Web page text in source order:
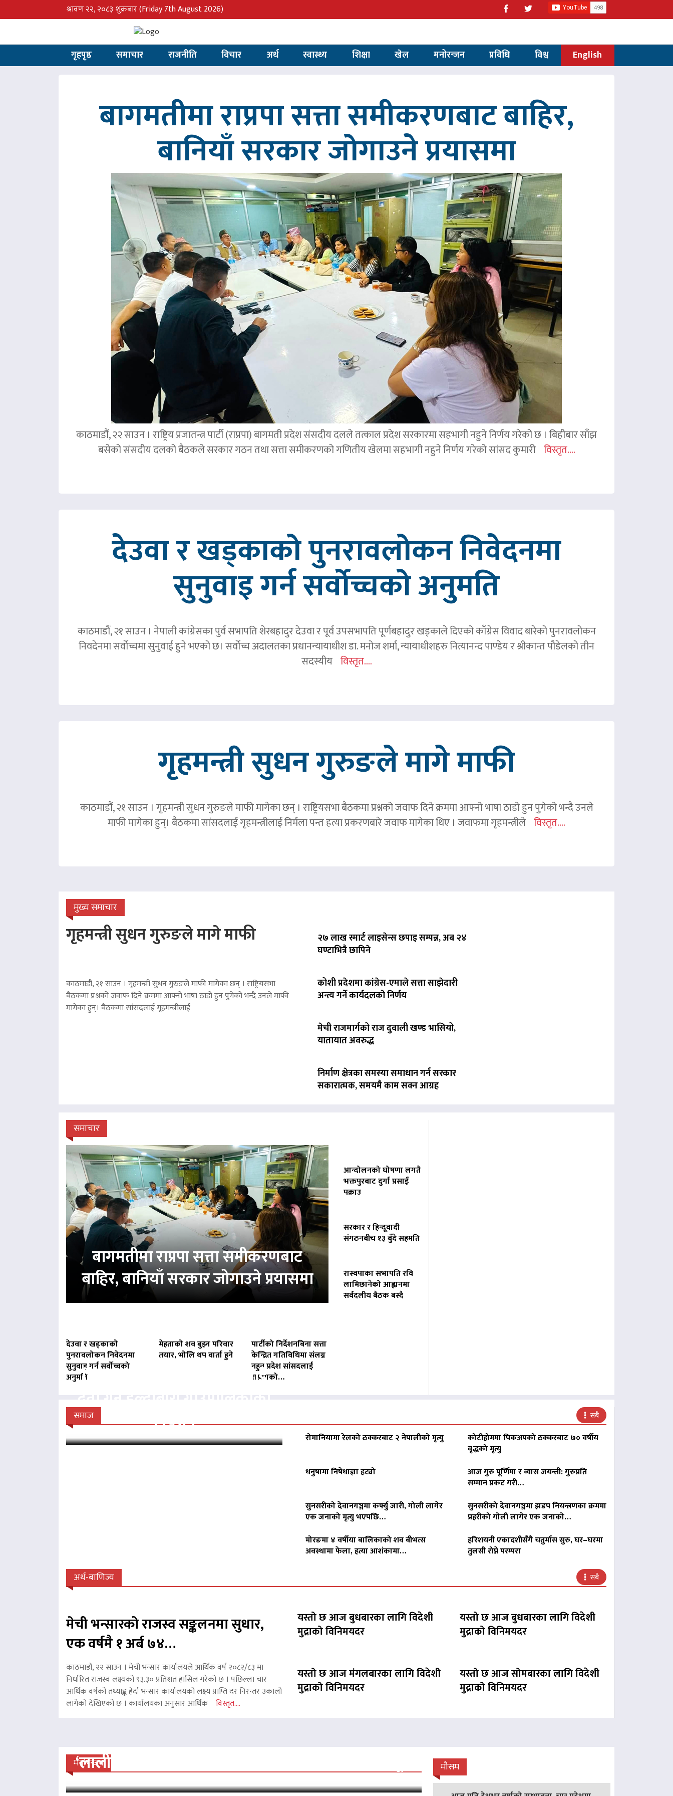
श्रावण २२, २०८३ शुक्रबार(Friday 7th August 2026)
गृहपृष्ठ समाचार राजनीति विचार अर्थ स्वास्थ्य शिक्षा खेल मनोरन्जन प्रविधि विश्व English
बागमतीमा राप्रपा सत्ता समीकरणबाट बाहिर,
बानियाँ सरकार जोगाउने प्रयासमा
काठमाडौं, २२ साउन । राष्ट्रिय प्रजातन्त्र पार्टी (राप्रपा) बागमती प्रदेश संसदीय दलले तत्काल प्रदेश सरकारमा सहभागी नहुने निर्णय गरेको छ । बिहीबार साँझ
बसेको संसदीय दलको बैठकले सरकार गठन तथा सत्ता समीकरणको गणितीय खेलमा सहभागी नहुने निर्णय गरेको सांसद कुमारी विस्तृत....
देउवा र खड्काको पुनरावलोकन निवेदनमा
सुनुवाइ गर्न सर्वोच्चको अनुमति
काठमाडौं, २१ साउन । नेपाली कांग्रेसका पुर्व सभापति शेरबहादुर देउवा र पूर्व उपसभापति पूर्णबहादुर खड्काले दिएको काँग्रेस विवाद बारेको पुनरावलोकन
निवदेनमा सर्वोच्चमा सुनुवाई हुने भएको छ। सर्वोच्च अदालतका प्रधानन्यायाधीश डा. मनोज शर्मा, न्यायाधीशहरु नित्यानन्द पाण्डेय र श्रीकान्त पौडेलको तीन
सदस्यीय विस्तृत....
गृहमन्त्री सुधन गुरुङले मागे माफी
काठमाडौं, २१ साउन । गृहमन्त्री सुधन गुरुङले माफी मागेका छन् । राष्ट्रियसभा बैठकमा प्रश्नको जवाफ दिने क्रममा आफ्नो भाषा ठाडो हुन पुगेको भन्दै उनले
माफी मागेका हुन्। बैठकमा सांसदलाई गृहमन्त्रीलाई निर्मला पन्त हत्या प्रकरणबारे जवाफ मागेका थिए । जवाफमा गृहमन्त्रीले विस्तृत....
मुख्य समाचार
गृहमन्त्री सुधन गुरुङले मागे माफी
काठमाडौं, २१ साउन । गृहमन्त्री सुधन गुरुङले माफी मागेका छन् । राष्ट्रियसभा
बैठकमा प्रश्नको जवाफ दिने क्रममा आफ्नो भाषा ठाडो हुन पुगेको भन्दै उनले माफी
मागेका हुन्। बैठकमा सांसदलाई गृहमन्त्रीलाई
२७ लाख स्मार्ट लाइसेन्स छपाइ सम्पन्न, अब २४
घण्टाभित्रै छापिने
कोशी प्रदेशमा कांग्रेस-एमाले सत्ता साझेदारी
अन्त्य गर्ने कार्यदलको निर्णय
मेची राजमार्गको राज दुवाली खण्ड भासियो,
यातायात अवरुद्ध
निर्माण क्षेत्रका समस्या समाधान गर्न सरकार
सकारात्मक, समयमै काम सक्न आग्रह
समाचार
बागमतीमा राप्रपा सत्ता समीकरणबाट
बाहिर, बानियाँ सरकार जोगाउने प्रयासमा
देउवा र खड्काको
पुनरावलोकन निवेदनमा
सुनुवाइ गर्न सर्वोच्चको
अनुमति
मेहताको शव बुझ्न परिवार
तयार, भोलि थप वार्ता हुने
पार्टीको निर्देशनबिना सत्ता
केन्द्रित गतिविधिमा संलग्न
नहुन प्रदेश सांसदलाई
राप्रपाको…
आन्दोलनको घोषणा लगतै
भक्तपुरबाट दुर्गा प्रसाईं
पक्राउ
सरकार र हिन्दूवादी
संगठनबीच १३ बुँदे सहमति
रास्वपाका सभापति रवि
लामिछानेको आह्वानमा
सर्वदलीय बैठक बस्दै
समाज सबै
बिना दर्ता सञ्चालित व्यवसायलाई
निर्देशन
रोमानियामा रेलको ठक्करबाट २ नेपालीको मृत्यु
कोटीहोममा पिकअपको ठक्करबाट ७० वर्षीय
वृद्धको मृत्यु
धनुषामा निषेधाज्ञा हट्यो
आज गुरु पूर्णिमा र व्यास जयन्ती: गुरुप्रति
सम्मान प्रकट गरी…
सुनसरीको देवानगञ्जमा कर्फ्यु जारी, गोली लागेर
एक जनाको मृत्यु भएपछि…
सुनसरीको देवानगञ्जमा झडप नियन्त्रणका क्रममा
प्रहरीको गोली लागेर एक जनाको…
मोरङमा ४ वर्षीया बालिकाको शव बीभत्स
अवस्थामा फेला, हत्या आशंकामा…
हरिशयनी एकादशीसँगै चतुर्मास सुरु, घर–घरमा
तुलसी रोप्ने परम्परा
अर्थ-बाणिज्य सबै
मेची भन्सारको राजस्व सङ्कलनमा सुधार,
एक वर्षमै १ अर्ब ७४…
काठमाडौं, २२ साउन । मेची भन्सार कार्यालयले आर्थिक वर्ष २०८२/८३ मा
निर्धारित राजस्व लक्ष्यको ९३.३० प्रतिशत हासिल गरेको छ । पछिल्ला चार
आर्थिक वर्षको तथ्याङ्क हेर्दा भन्सार कार्यालयको लक्ष्य प्राप्ति दर निरन्तर उकालो
लागेको देखिएको छ । कार्यालयका अनुसार आर्थिक विस्तृत....
यस्तो छ आज बुधबारका लागि विदेशी
मुद्राको विनिमयदर
यस्तो छ आज बुधबारका लागि विदेशी
मुद्राको विनिमयदर
यस्तो छ आज मंगलबारका लागि विदेशी
मुद्राको विनिमयदर
यस्तो छ आज सोमबारका लागि विदेशी
मुद्राको विनिमयदर
मनोरन्जन
‘लालीबजार’को सफल यात्रा जारी, प्रदर्शनको ५१औँ दिन पूरा मौसम